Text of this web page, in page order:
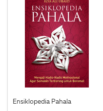
Ensiklopedia Pahala